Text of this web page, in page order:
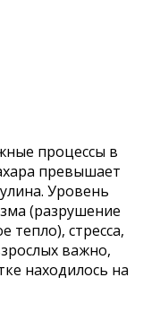
процессы в
превышает
Уровень
(разрушение
тепло), стресса,
важно,
находилось на